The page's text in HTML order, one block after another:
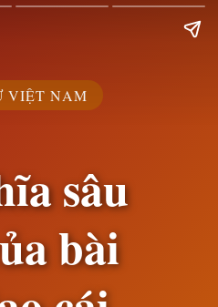
VIỆT NAM
sâu
bài